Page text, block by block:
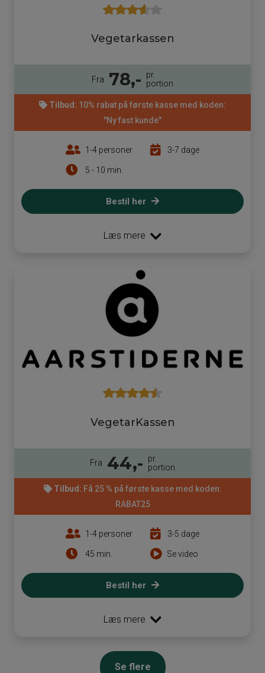
Vegetarkassen
Fra 78,-
pr.
portion
Tilbud: 10% rabat på første kasse med koden:
"Ny fast kunde"
1-4 personer
5 - 10 min.
3-7 dage
Bestil her
Læs mere
VegetarKassen
Fra 44,-
pr.
portion
Tilbud: Få 25 % på første kasse med koden:
RABAT25
1-4 personer
45 min.
3-5 dage
Se video
Bestil her
Læs mere
Se flere